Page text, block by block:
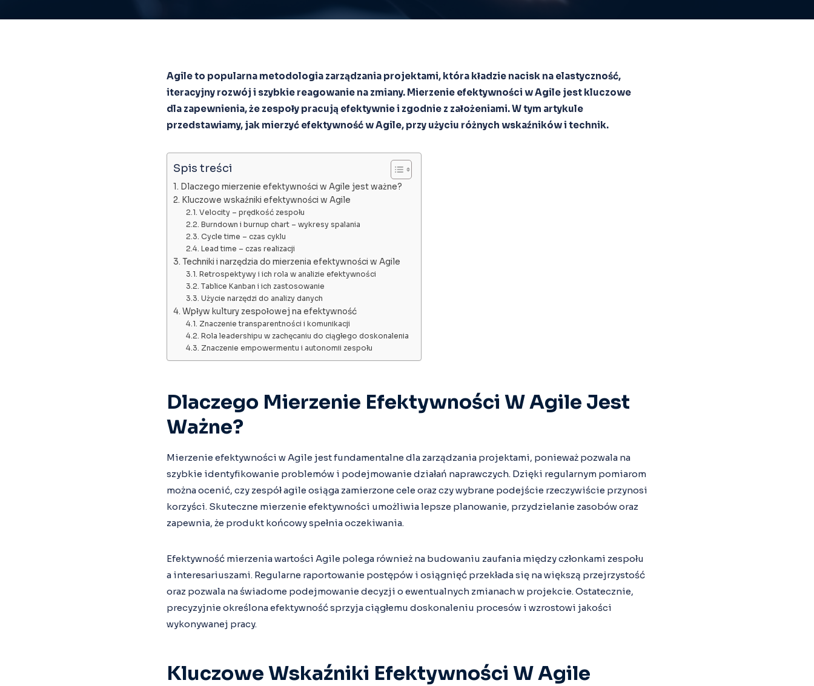
Agile to popularna metodologia zarządzania projektami, która kładzie nacisk na elastyczność,
iteracyjny rozwój i szybkie reagowanie na zmiany. Mierzenie efektywności w Agile jest kluczowe
dla zapewnienia, że zespoły pracują efektywnie i zgodnie z założeniami. W tym artykule
przedstawiamy, jak mierzyć efektywność w Agile, przy użyciu różnych wskaźników i technik.
Spis treści
Dlaczego mierzenie efektywności w Agile jest ważne?
Kluczowe wskaźniki efektywności w Agile
Velocity – prędkość zespołu
Burndown i burnup chart – wykresy spalania
Cycle time – czas cyklu
Lead time – czas realizacji
Techniki i narzędzia do mierzenia efektywności w Agile
Retrospektywy i ich rola w analizie efektywności
Tablice Kanban i ich zastosowanie
Użycie narzędzi do analizy danych
Wpływ kultury zespołowej na efektywność
Znaczenie transparentności i komunikacji
Rola leadershipu w zachęcaniu do ciągłego doskonalenia
Znaczenie empowermentu i autonomii zespołu
Dlaczego Mierzenie Efektywności W Agile Jest
Ważne?
Mierzenie efektywności w Agile jest fundamentalne dla zarządzania projektami, ponieważ pozwala na
szybkie identyfikowanie problemów i podejmowanie działań naprawczych. Dzięki regularnym pomiarom
można ocenić, czy zespół agile osiąga zamierzone cele oraz czy wybrane podejście rzeczywiście przynosi
korzyści. Skuteczne mierzenie efektywności umożliwia lepsze planowanie, przydzielanie zasobów oraz
zapewnia, że produkt końcowy spełnia oczekiwania.
Efektywność mierzenia wartości Agile polega również na budowaniu zaufania między członkami zespołu
a interesariuszami. Regularne raportowanie postępów i osiągnięć przekłada się na większą przejrzystość
oraz pozwala na świadome podejmowanie decyzji o ewentualnych zmianach w projekcie. Ostatecznie,
precyzyjnie określona efektywność sprzyja ciągłemu doskonaleniu procesów i wzrostowi jakości
wykonywanej pracy.
Kluczowe Wskaźniki Efektywności W Agile